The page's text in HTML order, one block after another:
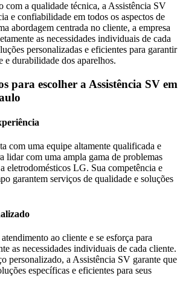
com a qualidade técnica, a Assistência SV
e confiabilidade em todos os aspectos de
abordagem centrada no cliente, a empresa
as necessidades individuais de cada
personalizadas e eficientes para garantir
e durabilidade dos aparelhos.
para escolher a Assistência SV em
com uma equipe altamente qualificada e
lidar com uma ampla gama de problemas
eletrodomésticos LG. Sua competência e
garantem serviços de qualidade e soluções
ao cliente e se esforça para
as necessidades individuais de cada cliente.
personalizado, a Assistência SV garante que
específicas e eficientes para seus